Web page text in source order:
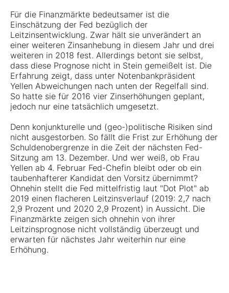
Für die Finanzmärkte bedeutsamer ist die
Einschätzung der Fed bezüglich der
Leitzinsentwicklung. Zwar hält sie unverändert an
einer weiteren Zinsanhebung in diesem Jahr und drei
weiteren in 2018 fest. Allerdings betont sie selbst,
dass diese Prognose nicht in Stein gemeißelt ist. Die
Erfahrung zeigt, dass unter Notenbankpräsident
Yellen Abweichungen nach unten der Regelfall sind.
So hatte sie für 2016 vier Zinserhöhungen geplant,
jedoch nur eine tatsächlich umgesetzt.
Denn konjunkturelle und (geo-)politische Risiken sind
nicht ausgestorben. So fällt die Frist zur Erhöhung der
Schuldenobergrenze in die Zeit der nächsten Fed-
Sitzung am 13. Dezember. Und wer weiß, ob Frau
Yellen ab 4. Februar Fed-Chefin bleibt oder ob ein
taubenhafterer Kandidat den Vorsitz übernimmt?
Ohnehin stellt die Fed mittelfristig laut "Dot Plot" ab
2019 einen flacheren Leitzinsverlauf (2019: 2,7 nach
2,9 Prozent und 2020 2,9 Prozent) in Aussicht. Die
Finanzmärkte zeigen sich ohnehin von ihrer
Leitzinsprognose nicht vollständig überzeugt und
erwarten für nächstes Jahr weiterhin nur eine
Erhöhung.